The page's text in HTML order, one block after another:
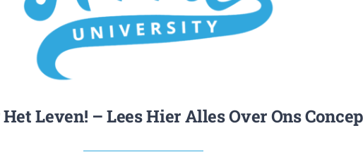
Leven! – Lees Hier Alles Over Ons